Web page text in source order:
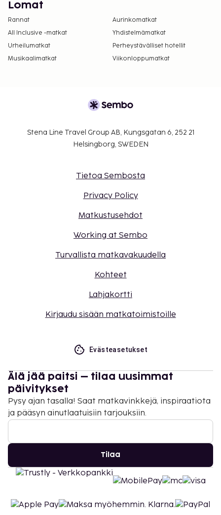
Lomat
Rannat
Aurinkomatkat
All Inclusive -matkat
Yhdistelmämatkat
Urheilumatkat
Perheystävälliset hotellit
Musikaalimatkat
Viikonloppumatkat
Stena Line Travel Group AB, Kungsgatan 6, 252 21
Helsingborg, SWEDEN
Tietoa Sembosta
Privacy Policy
Matkustusehdot
Working at Sembo
Turvallista matkavakuudella
Kohteet
Lahjakortti
Kirjaudu sisään matkatoimistoille
Evästeasetukset
Älä jää paitsi – tilaa uusimmat
päivitykset
Pysy ajan tasalla! Saat matkavinkkejä, inspiraatiota
ja pääsyn ainutlaatuisiin tarjouksiin.
Tilaa